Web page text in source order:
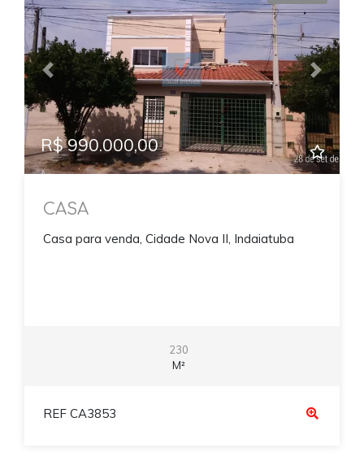
Previous Next
R$ 990.000,00
CASA
Casa para venda, Cidade Nova II, Indaiatuba
230
M²
REF CA3853